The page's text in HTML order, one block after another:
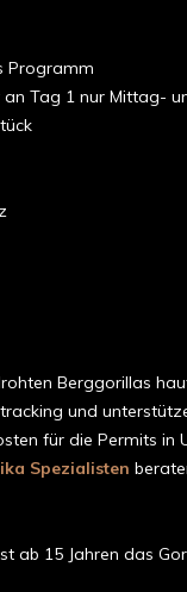
Programm
Tag 1 nur Mittag-
Berggorillas
und
für die Permits in
Spezialisten
ab 15 Jahren das